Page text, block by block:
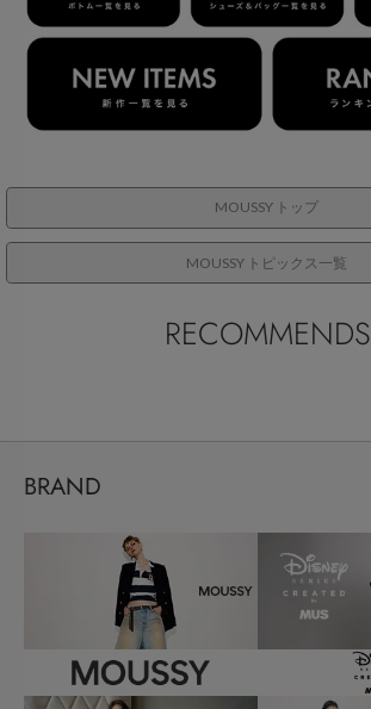
MOUSSY トップ
MOUSSY トピックス一覧
RECOMMENDS
BRAND